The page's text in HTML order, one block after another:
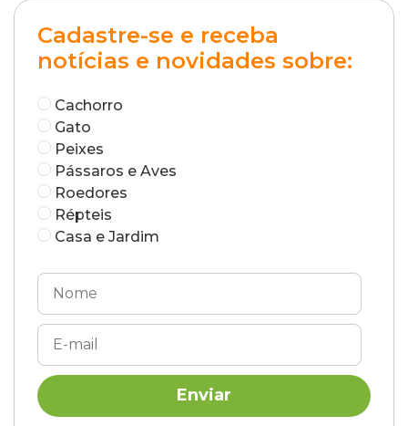
Cadastre-se e receba
notícias e novidades sobre:
Cachorro
Gato
Peixes
Pássaros e Aves
Roedores
Répteis
Casa e Jardim